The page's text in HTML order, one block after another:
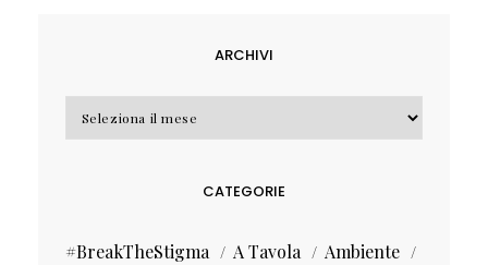
ARCHIVI
Archivi
CATEGORIE
#BreakTheStigma A Tavola
Ambiente